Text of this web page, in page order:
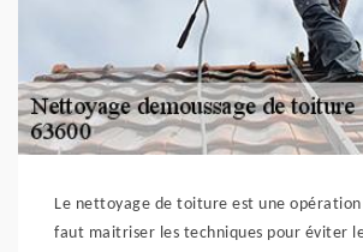
Le nettoyage de toiture est une
faut maitriser les techniques pour éviter